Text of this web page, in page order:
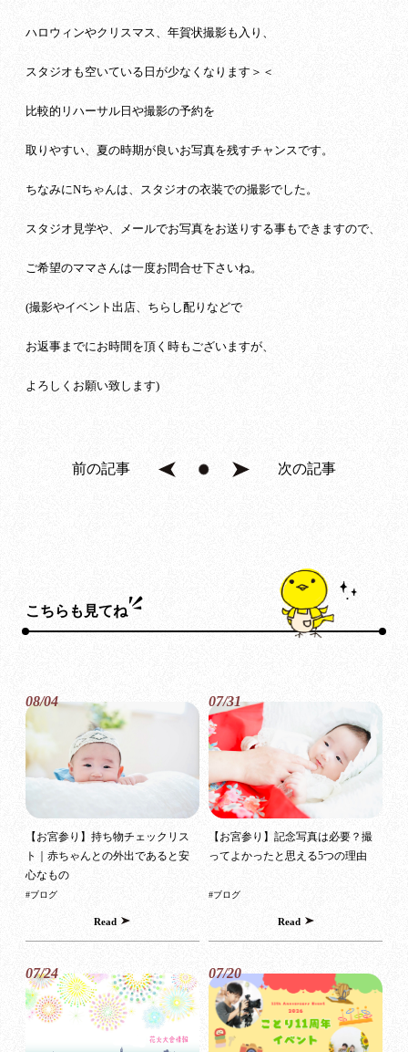
ハロウィンやクリスマス、年賀状撮影も入り、
スタジオも空いている日が少なくなります＞＜
比較的リハーサル日や撮影の予約を
取りやすい、夏の時期が良いお写真を残すチャンスです。
ちなみにNちゃんは、スタジオの衣装での撮影でした。
スタジオ見学や、メールでお写真をお送りする事もできますので、
ご希望のママさんは一度お問合せ下さいね。
(撮影やイベント出店、ちらし配りなどで
お返事までにお時間を頂く時もございますが、
よろしくお願い致します)
前の記事 次の記事
こちらも見てね
08/04
【お宮参り】持ち物チェックリス
ト｜赤ちゃんとの外出であると安
心なもの
#ブログ
Read
07/31
【お宮参り】記念写真は必要？撮
ってよかったと思える5つの理由
#ブログ
Read
07/24 07/20